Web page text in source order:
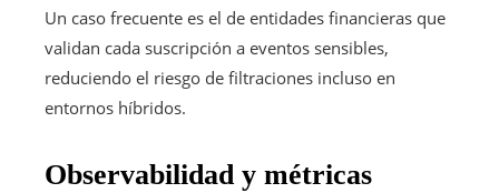
Un caso frecuente es el de entidades financieras que
validan cada suscripción a eventos sensibles,
reduciendo el riesgo de filtraciones incluso en
entornos híbridos.
Observabilidad y métricas